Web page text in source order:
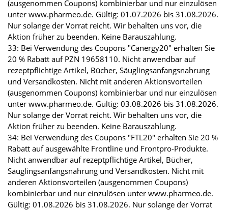
(ausgenommen Coupons) kombinierbar und nur einzulösen
unter www.pharmeo.de. Gültig: 01.07.2026 bis 31.08.2026.
Nur solange der Vorrat reicht. Wir behalten uns vor, die
Aktion früher zu beenden. Keine Barauszahlung.
33: Bei Verwendung des Coupons "Canergy20" erhalten Sie
20 % Rabatt auf PZN 19658110. Nicht anwendbar auf
rezeptpflichtige Artikel, Bücher, Säuglingsanfangsnahrung
und Versandkosten. Nicht mit anderen Aktionsvorteilen
(ausgenommen Coupons) kombinierbar und nur einzulösen
unter www.pharmeo.de. Gültig: 03.08.2026 bis 31.08.2026.
Nur solange der Vorrat reicht. Wir behalten uns vor, die
Aktion früher zu beenden. Keine Barauszahlung.
34: Bei Verwendung des Coupons "FTL20" erhalten Sie 20 %
Rabatt auf ausgewählte Frontline und Frontpro-Produkte.
Nicht anwendbar auf rezeptpflichtige Artikel, Bücher,
Säuglingsanfangsnahrung und Versandkosten. Nicht mit
anderen Aktionsvorteilen (ausgenommen Coupons)
kombinierbar und nur einzulösen unter www.pharmeo.de.
Gültig: 01.08.2026 bis 31.08.2026. Nur solange der Vorrat